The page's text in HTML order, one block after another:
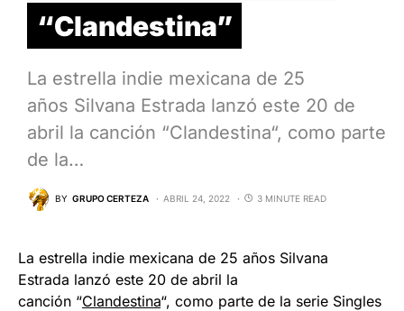
“Clandestina”
La estrella indie mexicana de 25
años Silvana Estrada lanzó este 20 de
abril la canción “Clandestina“, como parte
de la…
BY GRUPO CERTEZA ABRIL 24, 2022 3 MINUTE READ
La estrella indie mexicana de 25 años Silvana
Estrada lanzó este 20 de abril la
canción “Clandestina“, como parte de la serie Singles